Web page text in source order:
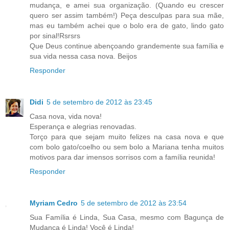
mudança, e amei sua organização. (Quando eu crescer
quero ser assim também!) Peça desculpas para sua mãe,
mas eu também achei que o bolo era de gato, lindo gato
por sinal!Rsrsrs
Que Deus continue abençoando grandemente sua família e
sua vida nessa casa nova. Beijos
Responder
Didi 5 de setembro de 2012 às 23:45
Casa nova, vida nova!
Esperança e alegrias renovadas.
Torço para que sejam muito felizes na casa nova e que
com bolo gato/coelho ou sem bolo a Mariana tenha muitos
motivos para dar imensos sorrisos com a família reunida!
Responder
Myriam Cedro 5 de setembro de 2012 às 23:54
Sua Família é Linda, Sua Casa, mesmo com Bagunça de
Mudança é Linda! Você é Linda!